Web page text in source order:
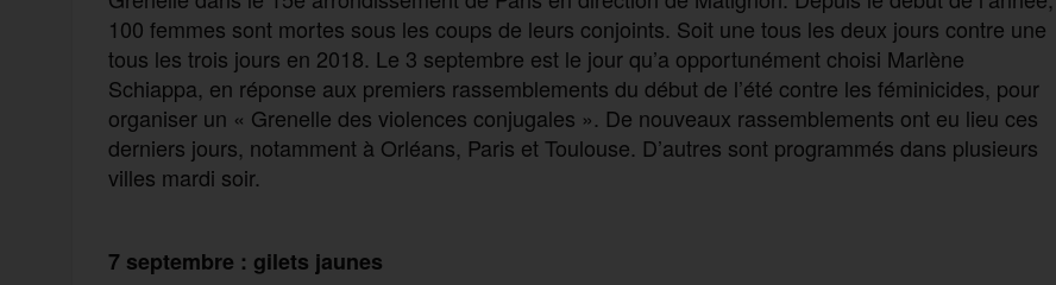
100 femmes sont mortes sous les coups de leurs conjoints. Soit une tous les deux jours contre une
tous les trois jours en 2018. Le 3 septembre est le jour qu’a opportunément choisi Marlène
Schiappa, en réponse aux premiers rassemblements du début de l’été contre les féminicides, pour
organiser un « Grenelle des violences conjugales ». De nouveaux rassemblements ont eu lieu ces
derniers jours, notamment à Orléans, Paris et Toulouse. D’autres sont programmés dans plusieurs
villes mardi soir.
7 septembre : gilets jaunes